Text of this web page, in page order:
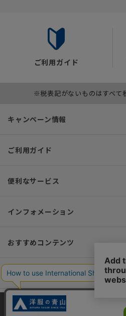
ご利用ガイド
※税表記がないものはすべて
キャンペーン情報
ご利用ガイド
便利なサービス
インフォメーション
おすすめコンテンツ
ポリシー・企業情報
オーダースーツなら SHITATE